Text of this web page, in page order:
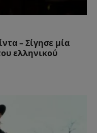
– Σίγησε μία
ελληνικού